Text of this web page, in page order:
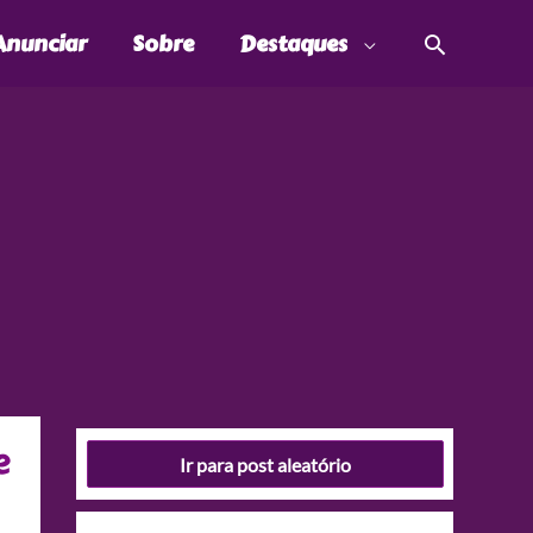
Sobre Destaques
Ir para post aleatório